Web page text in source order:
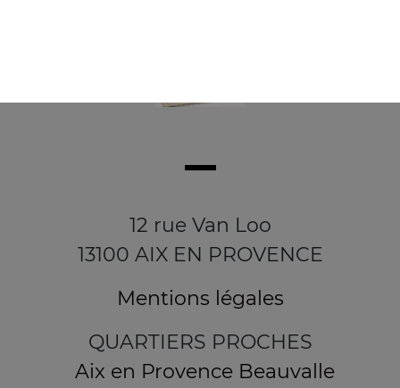
12 rue Van Loo
13100 AIX EN PROVENCE
Mentions légales
QUARTIERS PROCHES
Aix en Provence Beauvalle